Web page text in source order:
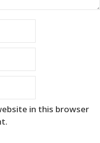
in this browser